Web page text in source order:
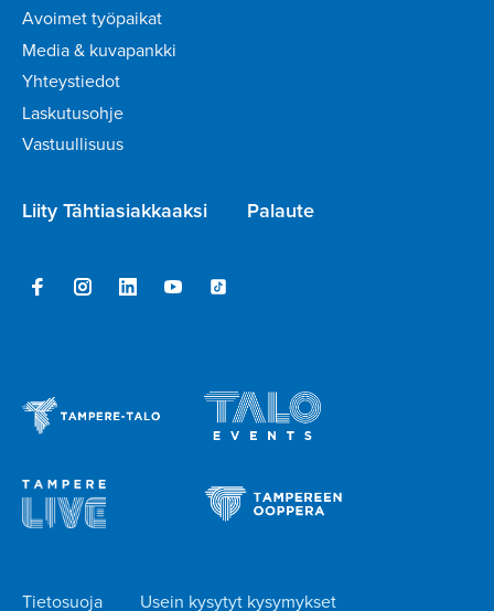
Avoimet työpaikat
Media & kuvapankki
Yhteystiedot
Laskutusohje
Vastuullisuus
Liity Tähtiasiakkaaksi Palaute
Tietosuoja Usein kysytyt kysymykset